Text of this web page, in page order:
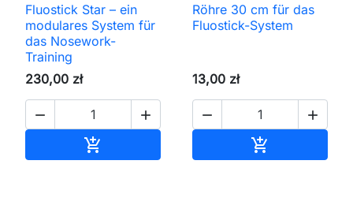
Fluostick Star – ein
modulares System für
das Nosework-
Training
230,00 zł
 

Röhre 30 cm für das
Fluostick-System
13,00 zł
 
